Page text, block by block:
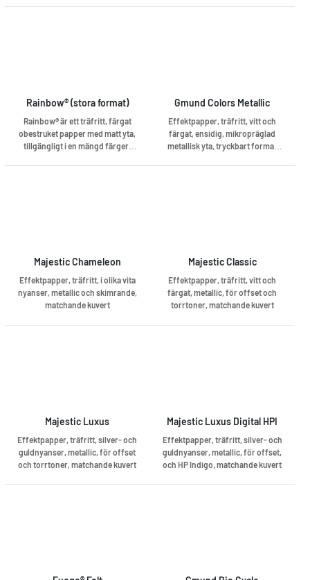
Rainbow® (stora format)
Rainbow® är ett träfritt, färgat
obestruket papper med matt yta,
tillgängligt i en mängd färger.
Gmund Colors Metallic
Effektpapper, träfritt, vitt och
färgat, ensidig, mikropräglad
metallisk yta, tryckbart format
Majestic Chameleon
Effektpapper, träfritt, i olika vita
nyanser, metallic och skimrande,
matchande kuvert
Majestic Classic
Effektpapper, träfritt, vitt och
färgat, metallic, för offset och
torrtoner, matchande kuvert
Majestic Luxus
Effektpapper, träfritt, silver- och
guldnyanser, metallic, för offset
och torrtoner, matchande kuvert
Majestic Luxus Digital HPI
Effektpapper, träfritt, silver- och
guldnyanser, metallic, för offset,
och HP Indigo, matchande kuvert